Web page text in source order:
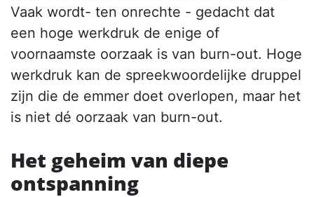
Vaak wordt- ten onrechte - gedacht dat
een hoge werkdruk de enige of
voornaamste oorzaak is van burn-out. Hoge
werkdruk kan de spreekwoordelijke druppel
zijn die de emmer doet overlopen, maar het
is niet dé oorzaak van burn-out.
Het geheim van diepe
ontspanning